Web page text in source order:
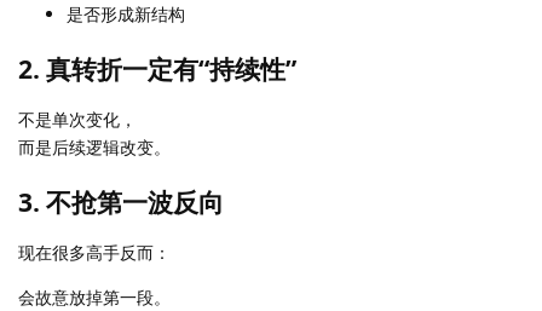
是否形成新结构
2. 真转折一定有“持续性”
不是单次变化，
而是后续逻辑改变。
3. 不抢第一波反向
现在很多高手反而：
会故意放掉第一段。